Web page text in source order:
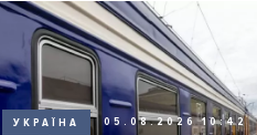
УКРАЇНА 05.08.2026 10:42